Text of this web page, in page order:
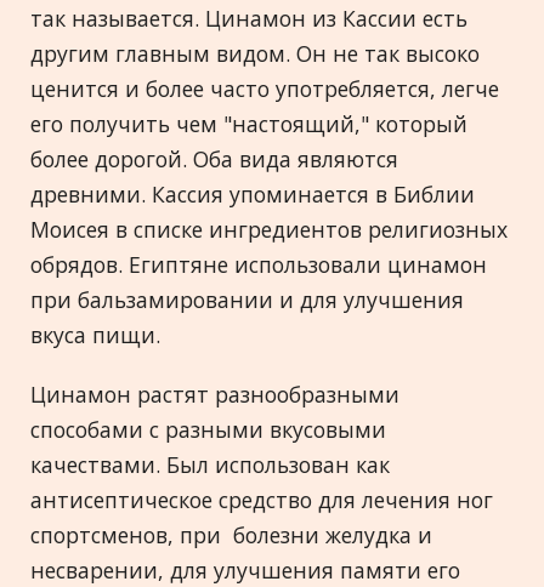
так называется. Цинамон из Кассии есть
другим главным видом. Он не так высоко
ценится и более часто употребляется, легче
его получить чем "настоящий," который
более дорогой. Оба вида являются
древними. Кассия упоминается в Библии
Моисея в списке ингредиентов религиозных
обрядов. Египтяне использовали цинамон
при бальзамировании и для улучшения
вкуса пищи.
Цинамон растят разнообразными
способами с разными вкусовыми
качествами. Был использован как
антисептическое средство для лечения ног
спортсменов, при болезни желудка и
несварении, для улучшения памяти его